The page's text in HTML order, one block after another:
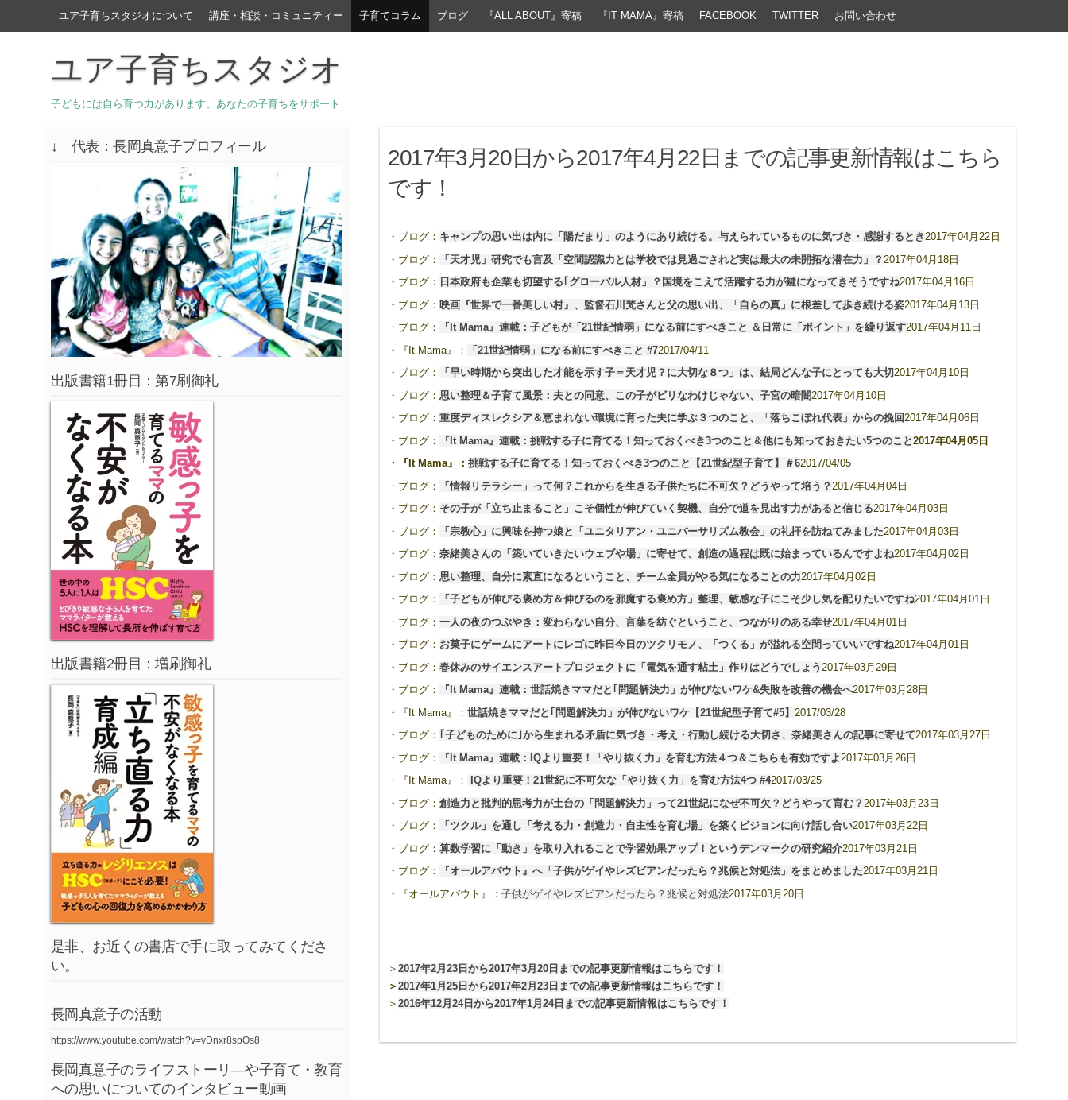
ユア子育ちスタジオについて 講座・相談・コミュニティー 子育てコラム ブログ 『ALL ABOUT』寄稿 『IT MAMA』寄稿 FACEBOOK TWITTER お問い合わせ
ユア子育ちスタジオ
子どもには自ら育つ力があります。あなたの子育ちをサポート
2017年3月20日から2017年4月22日までの記事更新情報はこちら
です！
・ブログ： キャンプの思い出は内に「陽だまり」のようにあり続ける。与えられているものに気づき・感謝するとき2017年04月22日
・ブログ：
「天才児」研究でも言及「空間認識力とは学校では見過ごされど実は最大の未開拓な潜在力」？ 2017年04月18日
・ブログ： 日本政府も企業も切望する｢グローバル人材」？国境をこえて活躍する力が鍵になってきそうですね2017年04月16日
・ブログ：映画『世界で一番美しい村』、監督石川梵さんと父の思い出、「自らの真」に根差して歩き続ける姿2017年04月13日
・ブログ：
『It Mama』連載：子どもが「21世紀情弱」になる前にすべきこと ＆日常に「ポイント」を繰り返す2017年04月11日
・『It Mama』：
「21世紀情弱」になる前にすべきこと #72017/04/11
・ブログ：
「早い時期から突出した才能を示す子＝天才児？に大切な８つ」は、結局どんな子にとっても大切2017年04月10日
・ブログ：思い整理＆子育て風景：夫との同意、この子がビリなわけじゃない、子宮の暗闇2017年04月10日
・ブログ：重度ディスレクシア＆恵まれない環境に育った夫に学ぶ３つのこと、「落ちこぼれ代表」からの挽回2017年04月06日
・ブログ：
『It Mama』連載：挑戦する子に育てる！知っておくべき3つのこと＆他にも知っておきたい5つのこと2017年04月05日
・『It Mama』：挑戦する子に育てる！知っておくべき3つのこと【21世紀型子育て】＃62017/04/05
・ブログ：
「情報リテラシー」って何？これからを生きる子供たちに不可欠？どうやって培う？ 2017年04月04日
・ブログ： その子が「立ち止まること」こそ個性が伸びていく契機、自分で道を見出す力があると信じる2017年04月03日
・ブログ：
「宗教心」に興味を持つ娘と「ユニタリアン・ユニバーサリズム教会」の礼拝を訪ねてみました2017年04月03日
・ブログ：奈緒美さんの「築いていきたいウェブや場」に寄せて、創造の過程は既に始まっているんですよね2017年04月02日
・ブログ：思い整理、自分に素直になるということ、チーム全員がやる気になることの力2017年04月02日
・ブログ：
「子どもが伸びる褒め方＆伸びるのを邪魔する褒め方」整理、敏感な子にこそ少し気を配りたいですね2017年04月01日
・ブログ：一人の夜のつぶやき：変わらない自分、言葉を紡ぐということ、つながりのある幸せ2017年04月01日
・ブログ： お菓子にゲームにアートにレゴに昨日今日のツクリモノ、「つくる」が溢れる空間っていいですね2017年04月01日
・ブログ：春休みのサイエンスアートプロジェクトに「電気を通す粘土」作りはどうでしょう 2017年03月29日
・ブログ：
『It Mama』連載：世話焼きママだと｢問題解決力」が伸びないワケ&失敗を改善の機会へ2017年03月28日
・『It Mama』：世話焼きママだと｢問題解決力」が伸びないワケ【21世紀型子育て#5】 2017/03/28
・ブログ： ｢子どものために｣から生まれる矛盾に気づき・考え・行動し続ける大切さ、奈緒美さんの記事に寄せて2017年03月27日
・ブログ：
『It Mama』連載：IQより重要！「やり抜く力」を育む方法４つ＆こちらも有効ですよ 2017年03月26日
・『It Mama』：
IQより重要！21世紀に不可欠な「やり抜く力」を育む方法4つ #42017/03/25
・ブログ：創造力と批判的思考力が土台の「問題解決力」って21世紀になぜ不可欠？どうやって育む？ 2017年03月23日
・ブログ：
「ツクル」を通し「考える力・創造力・自主性を育む場」を築くビジョンに向け話し合い2017年03月22日
・ブログ：算数学習に「動き」を取り入れることで学習効果アップ！というデンマークの研究紹介2017年03月21日
・ブログ：
『オールアバウト』へ「子供がゲイやレズビアンだったら？兆候と対処法」をまとめました2017年03月21日
・『オールアバウト』：子供がゲイやレズビアンだったら？兆候と対処法2017年03月20日
＞2017年2月23日から2017年3月20日までの記事更新情報はこちらです！
＞2017年1月25日から2017年2月23日までの記事更新情報はこちらです！
＞2016年12月24日から2017年1月24日までの記事更新情報はこちらです！
↓ 代表：長岡真意子プロフィール
出版書籍1冊目：第7刷御礼
出版書籍2冊目：増刷御礼
是非、お近くの書店で手に取ってみてくださ
い。
長岡真意子の活動
https://www.youtube.com/watch?v=vDnxr8spOs8
長岡真意子のライフストーリ―や子育て・教育
への思いについてのインタビュー動画